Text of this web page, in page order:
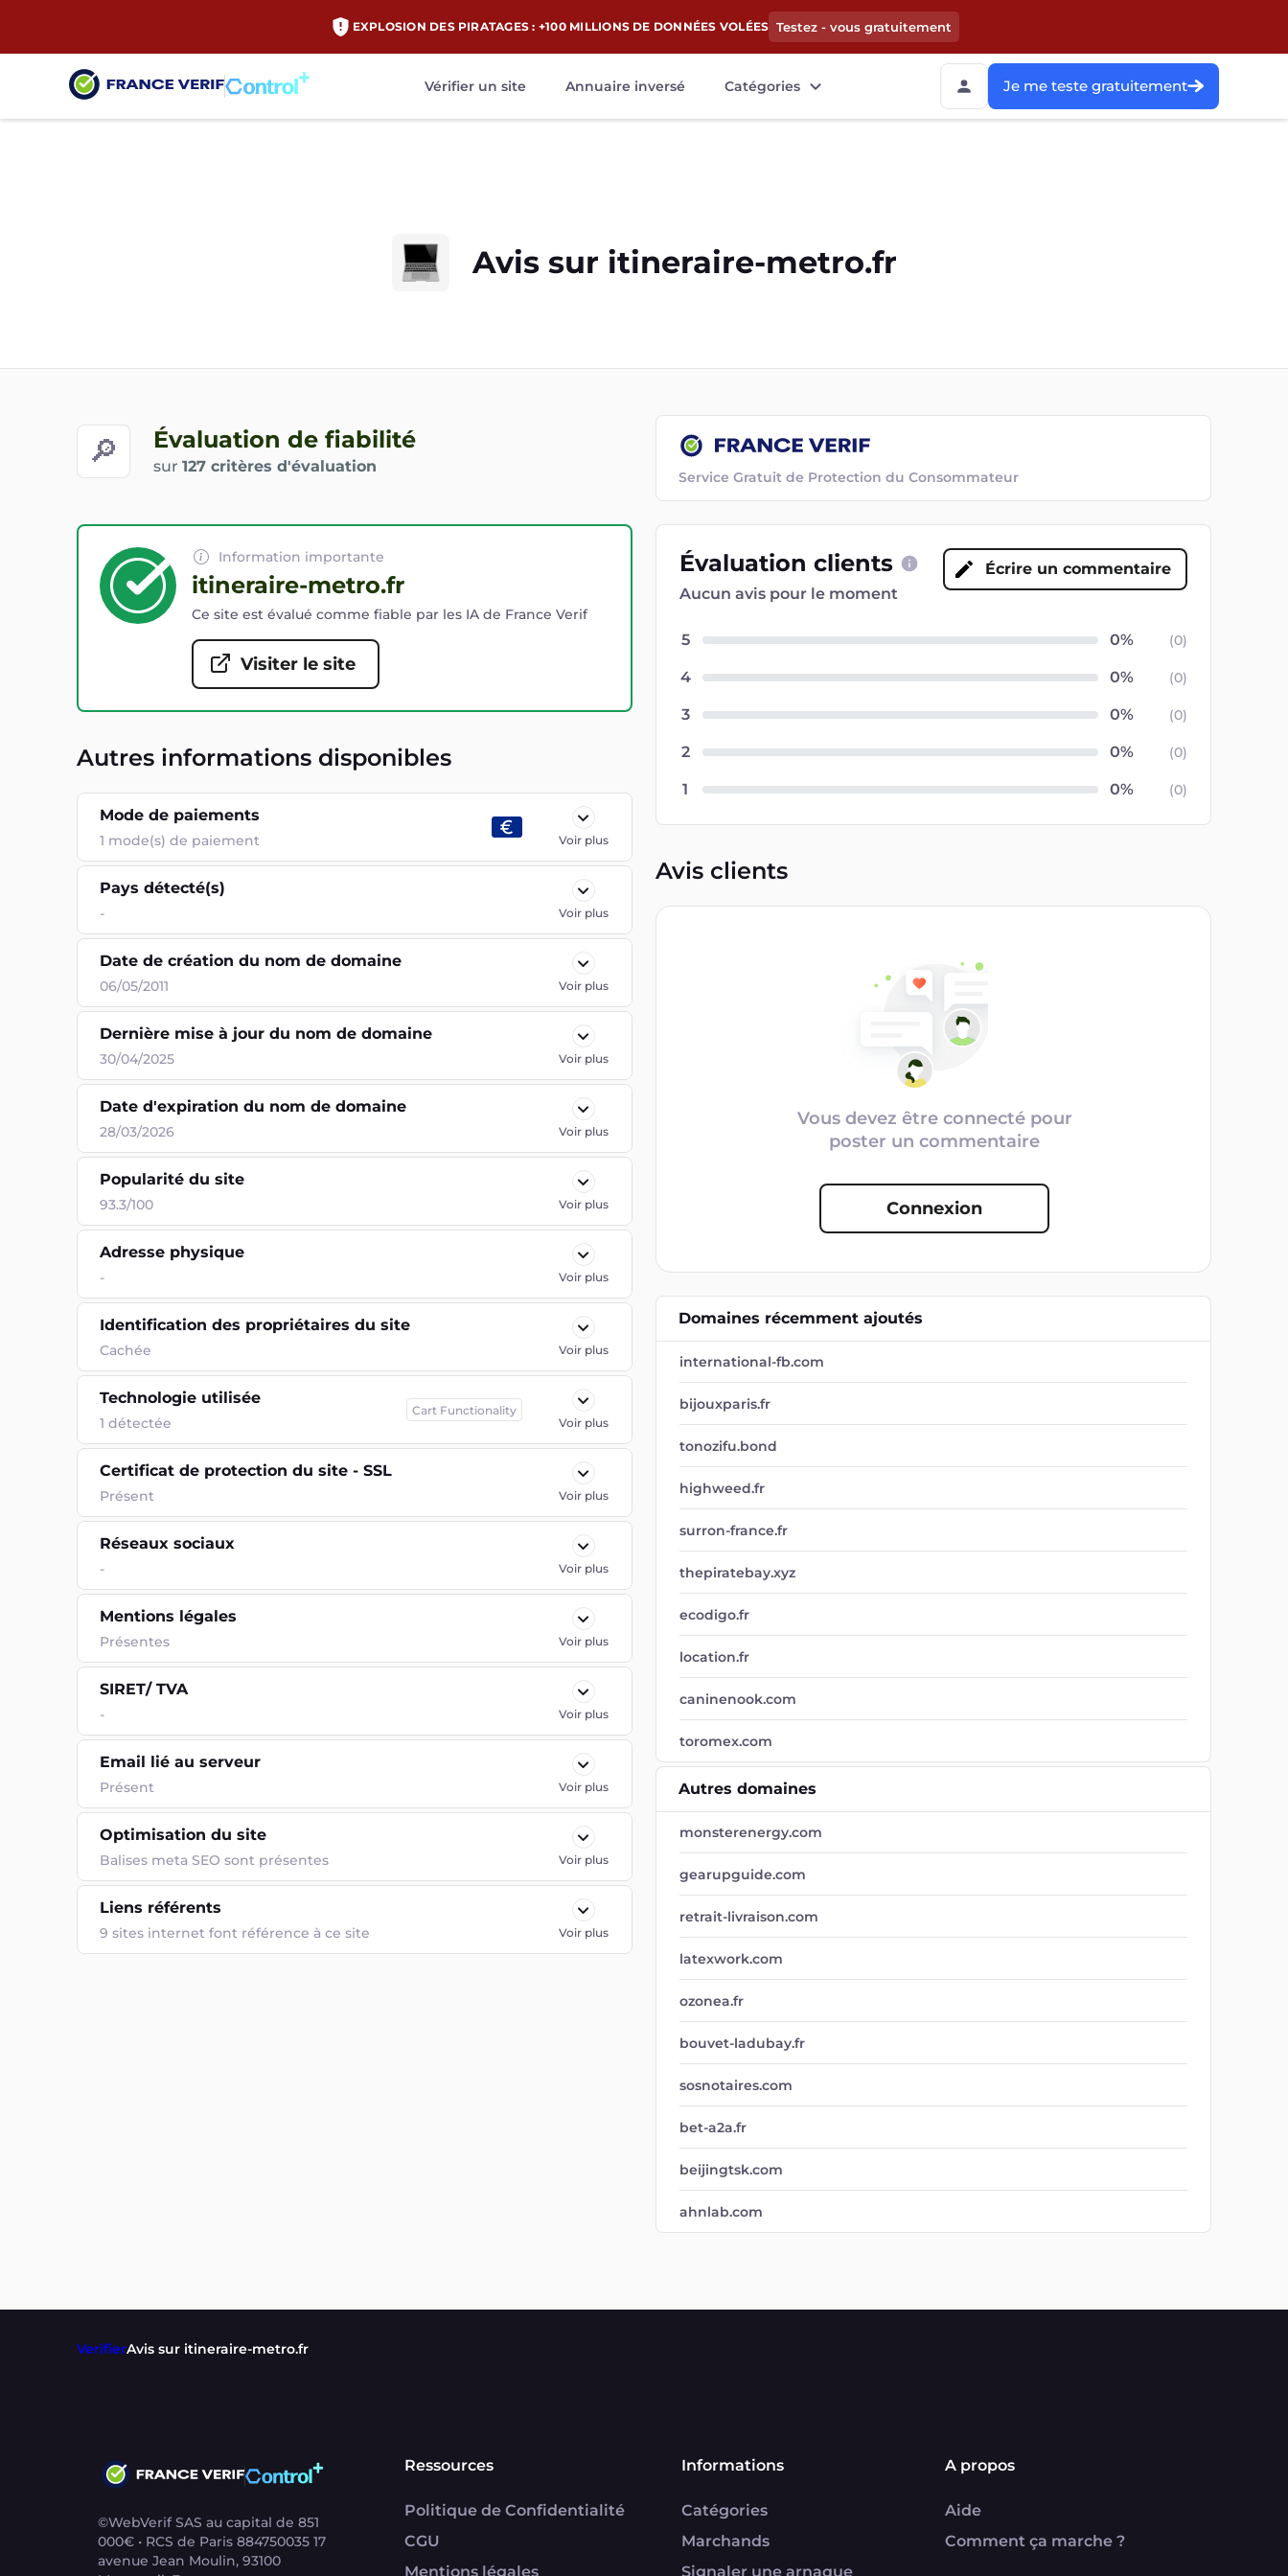
EXPLOSION DES PIRATAGES : +100 MILLIONS DE DONNÉES VOLÉES Testez - vous gratuitement
Vérifier un site Annuaire inversé Catégories Je me teste gratuitement
Avis sur itineraire-metro.fr
🔎 Évaluation de fiabilité
sur 127 critères d'évaluation
Service Gratuit de Protection du Consommateur
Information importante
itineraire-metro.fr
Ce site est évalué comme fiable par les IA de France Verif
Visiter le site
Autres informations disponibles
Mode de paiements
1 mode(s) de paiement Voir plus
Pays détecté(s)
- Voir plus
Date de création du nom de domaine
06/05/2011 Voir plus
Dernière mise à jour du nom de domaine
30/04/2025 Voir plus
Date d'expiration du nom de domaine
28/03/2026 Voir plus
Popularité du site
93.3/100 Voir plus
Adresse physique
- Voir plus
Identification des propriétaires du site
Cachée Voir plus
Technologie utilisée
1 détectée
Cart Functionality
Voir plus
Certificat de protection du site - SSL
Présent Voir plus
Réseaux sociaux
- Voir plus
Mentions légales
Présentes Voir plus
SIRET/ TVA
- Voir plus
Email lié au serveur
Présent Voir plus
Optimisation du site
Balises meta SEO sont présentes Voir plus
Liens référents
9 sites internet font référence à ce site Voir plus
Évaluation clients
Aucun avis pour le moment
Écrire un commentaire
5 (0)
4 (0)
3 (0)
2 (0)
1 (0)
Avis clients
Vous devez être connecté pour
poster un commentaire
Connexion
Domaines récemment ajoutés
international-fb.com
bijouxparis.fr
tonozifu.bond
highweed.fr
surron-france.fr
thepiratebay.xyz
ecodigo.fr
location.fr
caninenook.com
toromex.com
Autres domaines
monsterenergy.com
gearupguide.com
retrait-livraison.com
latexwork.com
ozonea.fr
bouvet-ladubay.fr
sosnotaires.com
bet-a2a.fr
beijingtsk.com
ahnlab.com
VerifierAvis sur itineraire-metro.fr
©WebVerif SAS au capital de 851
000€ • RCS de Paris 884750035 17
avenue Jean Moulin, 93100
Ressources
Politique de Confidentialité
CGU
Mentions légales
Informations
Catégories
Marchands
Signaler une arnaque
A propos
Aide
Comment ça marche ?